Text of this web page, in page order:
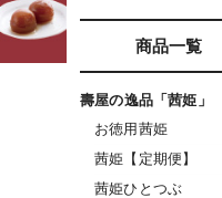
商品一覧
壽屋の逸品「茜姫」
お徳用茜姫
茜姫【定期便】
茜姫ひとつぶ